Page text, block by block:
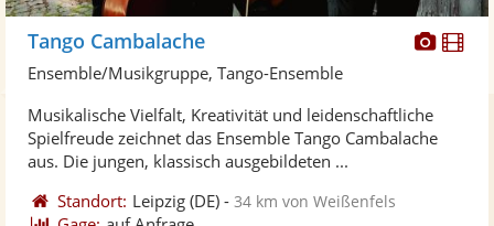
Tango Cambalache
Ensemble/Musikgruppe, Tango-Ensemble
Musikalische Vielfalt, Kreativität und leidenschaftliche
Spielfreude zeichnet das Ensemble Tango Cambalache
aus. Die jungen, klassisch ausgebildeten ...
Standort: Leipzig (DE) -34 km von Weißenfels